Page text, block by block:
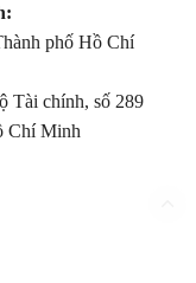
phố Hồ Chí
Tài chính, số 289
Chí Minh